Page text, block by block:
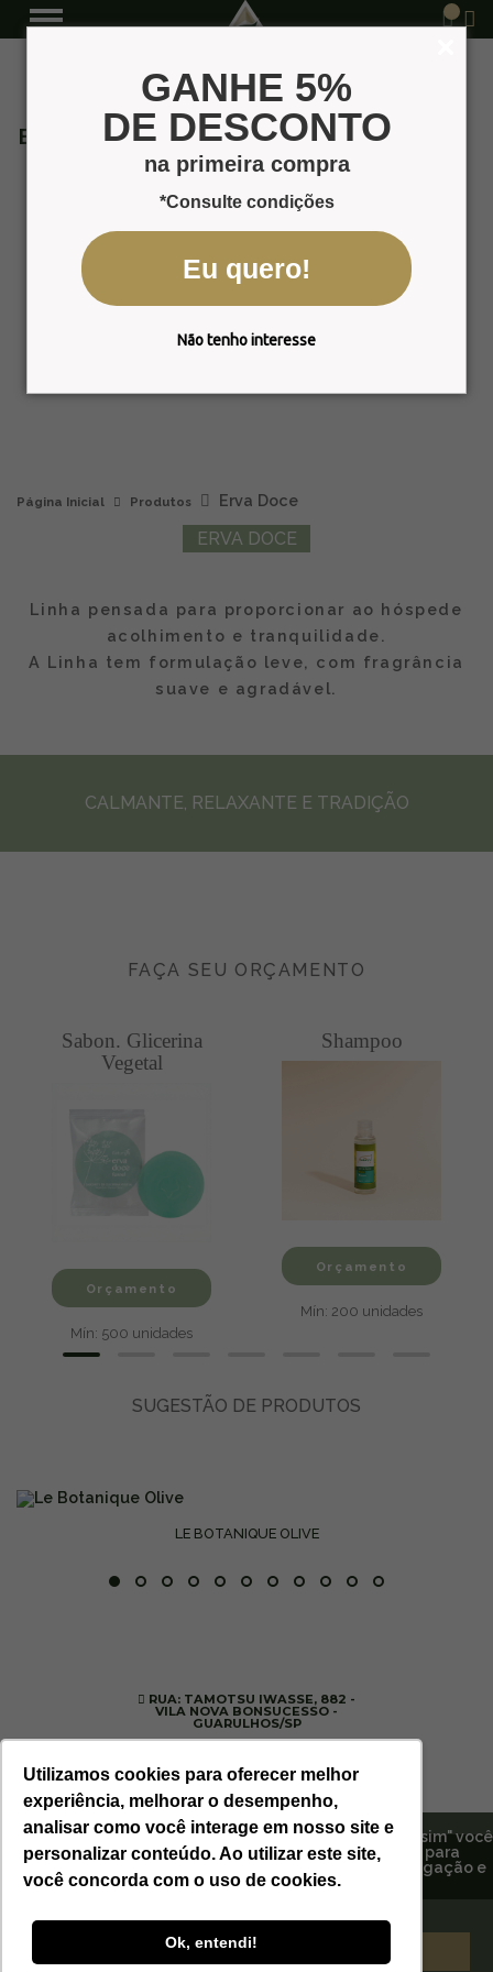
GANHE 5%
DE DESCONTO
na primeira compra
*Consulte condições
Eu quero!
Não tenho interesse
Utilizamos cookies para oferecer melhor
experiência, melhorar o desempenho,
analisar como você interage em nosso site e
personalizar conteúdo. Ao utilizar este site,
você concorda com o uso de cookies.
Ok, entendi!
Erva Doce
Página Inicial Produtos Erva Doce
ERVA DOCE
Linha pensada para proporcionar ao hóspede
acolhimento e tranquilidade.
A Linha tem formulação leve, com fragrância
suave e agradável.
CALMANTE, RELAXANTE E TRADIÇÃO
FAÇA SEU ORÇAMENTO
Sabon. Glicerina
Vegetal
Orçamento
Mín: 500 unidades
Shampoo
Orçamento
Mín: 200 unidades
SUGESTÃO DE PRODUTOS
LE BOTANIQUE OLIVE
RUA: TAMOTSU IWASSE, 882 -
VILA NOVA BONSUCESSO -
GUARULHOS/SP
SITE@ESTORILCOSMETICOS.COM.BR
2026 ESTORIL COSMÉTICOS - TODOS
BY W5
Ao continuar navegando em nosso site ou clicando em "sim" você
concorda em armazenar cookies no seu dispositivo para
promover marketing personalizado, melhorar sua navegação e
experiência em nosso site.
Aceitar